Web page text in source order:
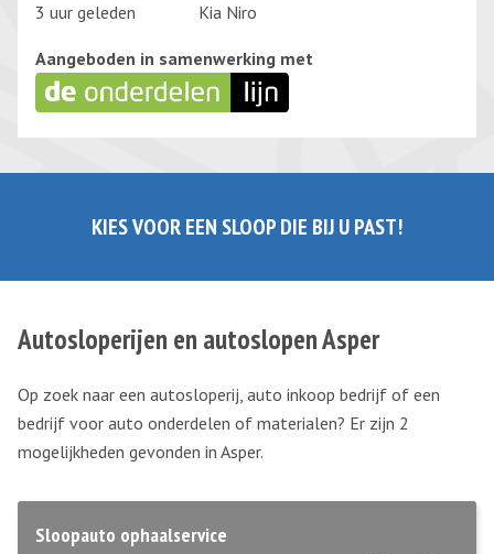
3 uur geleden
Kia Niro
Aangeboden in samenwerking met
KIES VOOR EEN SLOOP DIE BIJ U PAST!
Autosloperijen en autoslopen Asper
Op zoek naar een autosloperij, auto inkoop bedrijf of een
bedrijf voor auto onderdelen of materialen? Er zijn 2
mogelijkheden gevonden in Asper.
Sloopauto ophaalservice